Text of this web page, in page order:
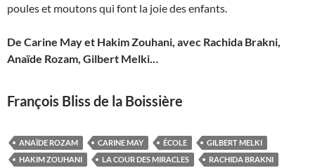
poules et moutons qui font la joie des enfants.
De Carine May et Hakim Zouhani, avec Rachida Brakni,
Anaïde Rozam, Gilbert Melki…
François Bliss de la Boissière
ANAÏDE ROZAM CARINE MAY ÉCOLE
GILBERT MELKI
HAKIM ZOUHANI
LA COUR DES MIRACLES RACHIDA BRAKNI